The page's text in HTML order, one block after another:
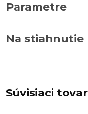
Parametre
Na stiahnutie
Súvisiaci tovar